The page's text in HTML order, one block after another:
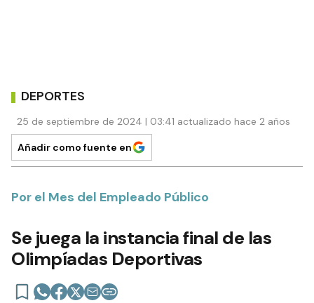
DEPORTES
25 de septiembre de 2024 | 03:41 actualizado hace 2 años
Añadir como fuente en
Por el Mes del Empleado Público
Se juega la instancia final de las
Olimpíadas Deportivas